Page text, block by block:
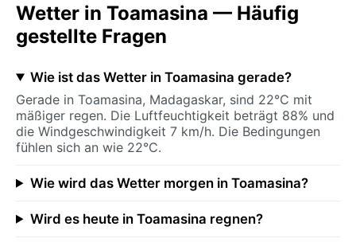
Wetter in Toamasina — Häufig
gestellte Fragen
Wie ist das Wetter in Toamasina gerade?
Gerade in Toamasina, Madagaskar, sind 22°C mit
mäßiger regen. Die Luftfeuchtigkeit beträgt 88% und
die Windgeschwindigkeit 7 km/h. Die Bedingungen
fühlen sich an wie 22°C.
Wie wird das Wetter morgen in Toamasina?
Wird es heute in Toamasina regnen?